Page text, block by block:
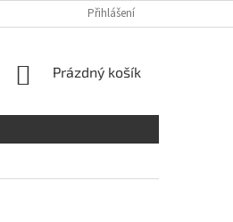
KDE NÁS NAJDETE
Přihlášení
NÁKUPNÍ
Prázdný košík